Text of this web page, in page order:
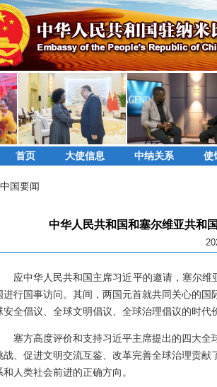
首页 大使信息 中纳关系 使
中国要闻
中华人民共和国和塞尔维亚共和
应中华人民共和国主席习近平的邀请，塞尔维
进行国事访问。其间，两国元首就共同关心的
安全倡议、全球文明倡议、全球治理倡议的时代
塞方高度评价和支持习近平主席提出的四大
战、促进文明交流互鉴、改革完善全球治理贡
和人类社会前进的正确方向。